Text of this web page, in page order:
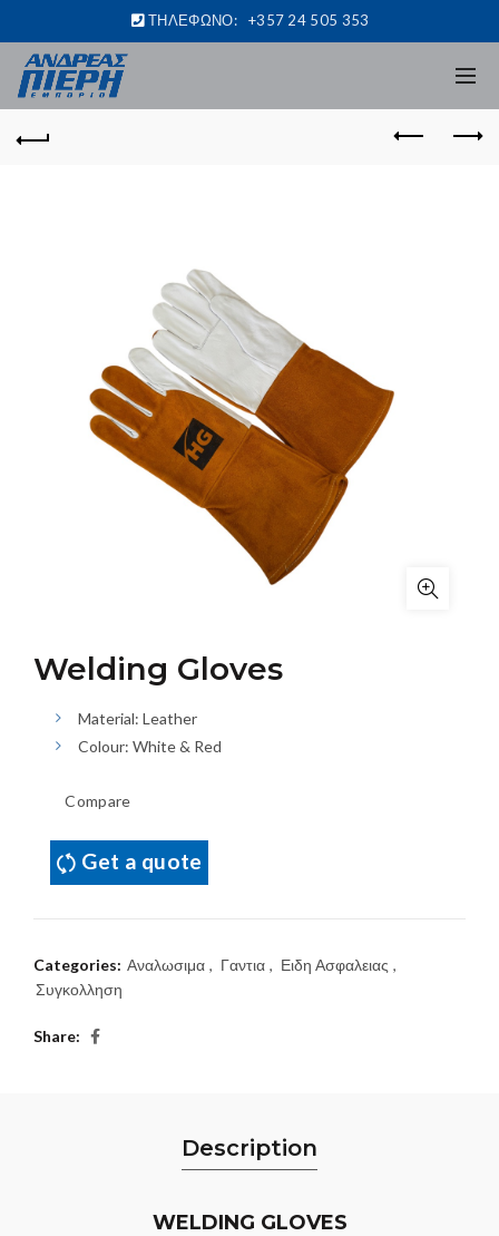
ΤΗΛΕΦΩΝΟ: +357 24 505 353
Welding Gloves
Material: Leather
Colour: White & Red
Compare
Get a quote
Categories: Αναλωσιμα , Γαντια , Ειδη Ασφαλειας ,
Συγκολληση
Share
Description
WELDING GLOVES